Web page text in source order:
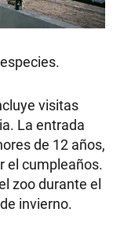
visitas
La entrada
de 12 años,
el cumpleaños.
zoo durante el
invierno.